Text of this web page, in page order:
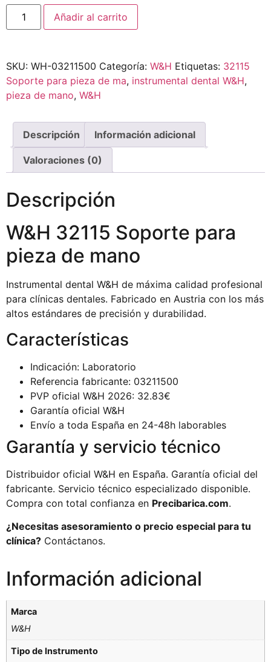
Añadir al carrito
SKU: WH-03211500 Categoría: W&H Etiquetas: 32115
Soporte para pieza de ma, instrumental dental W&H,
pieza de mano, W&H
Descripción Información adicional
Valoraciones (0)
Descripción
W&H 32115 Soporte para
pieza de mano
Instrumental dental W&H de máxima calidad profesional
para clínicas dentales. Fabricado en Austria con los más
altos estándares de precisión y durabilidad.
Características
Indicación: Laboratorio
Referencia fabricante: 03211500
PVP oficial W&H 2026: 32.83€
Garantía oficial W&H
Envío a toda España en 24-48h laborables
Garantía y servicio técnico
Distribuidor oficial W&H en España. Garantía oficial del
fabricante. Servicio técnico especializado disponible.
Compra con total confianza en Precibarica.com.
¿Necesitas asesoramiento o precio especial para tu
clínica? Contáctanos.
Información adicional
Marca
W&H
Tipo de Instrumento